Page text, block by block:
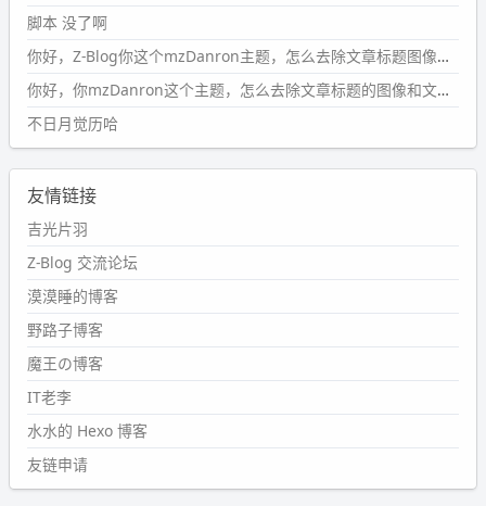
wdssmq
2024-09-15 10:32:07
#PubWordVSCode 内 git 操作卡住的时候没办法主动取消
一直是个痛点，一般都是推送或拉取，今天连提交都卡
了。。
wdssmq
2024-09-11 08:45:43
#PubWord
然后天凉了，为了应对踢被子买了睡袋，不知道 1.2 米会不
会略窄。。
wdssmq
2024-09-09 19:43:00
#PubWord
表，21 年 11 月底发现 B 站上线了这部，直到前几天才看
完，还是分两次看的。。接下来有五项是 2019 年的，都是
电影 —— 略长的待办列表。。
脚本 没了啊
你好，Z-Blog你这个mzDanron主题，怎么去除文章标题图像和文章摘要，仅显示标题，感谢回复！
你好，你mzDanron这个主题，怎么去除文章标题的图像和文章摘要！仅显示标题，感谢回复解决！
不日月觉历哈
友情链接
吉光片羽
Z-Blog 交流论坛
漠漠睡的博客
野路子博客
魔王の博客
IT老李
水水的 Hexo 博客
友链申请